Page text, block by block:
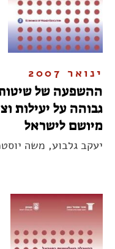
ינואר 2007
ההשפעה של
גבוהה על יעילות
מיושם לישראל
יעקב גלבוע, משה